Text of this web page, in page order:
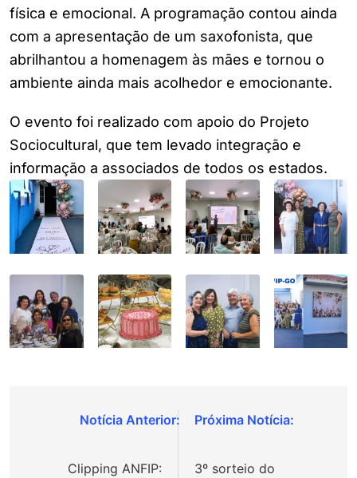
física e emocional. A programação contou ainda
com a apresentação de um saxofonista, que
abrilhantou a homenagem às mães e tornou o
ambiente ainda mais acolhedor e emocionante.
O evento foi realizado com apoio do Projeto
Sociocultural, que tem levado integração e
informação a associados de todos os estados.
Navegação
Clipping ANFIP:
3º sorteio do